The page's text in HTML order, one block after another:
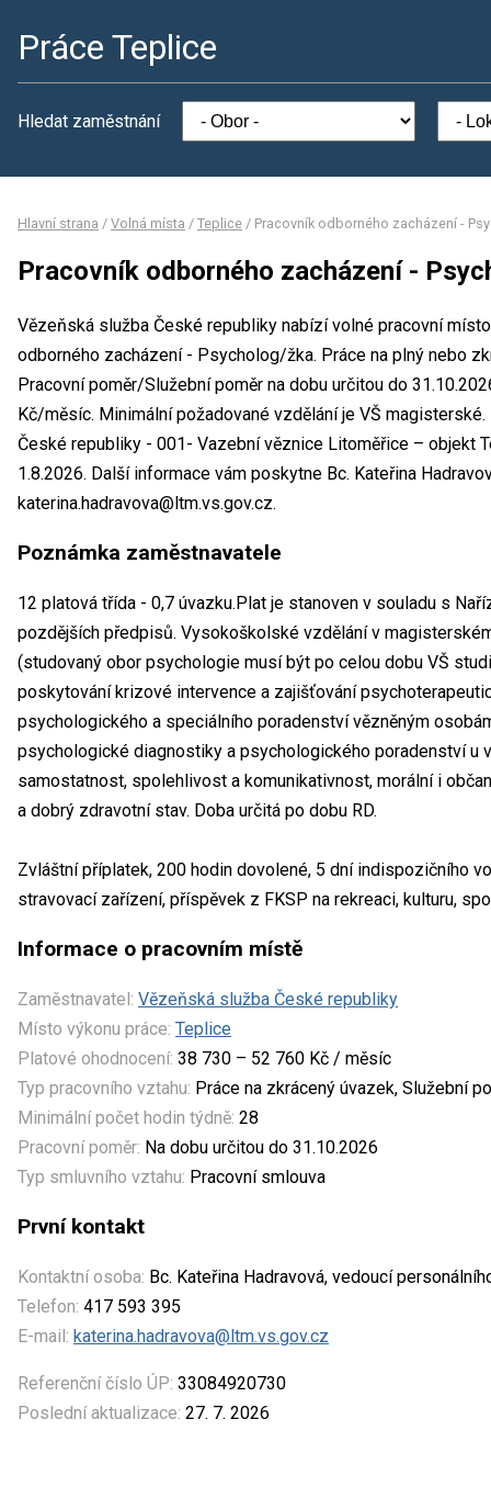
Práce Teplice
Hledat zaměstnání
Hlavní strana / Volná místa / Teplice / Pracovník odborného zacházení -
Pracovník odborného zacházení -
Vězeňská služba České republiky nabízí volné pracovní
odborného zacházení - Psycholog/žka. Práce na plný nebo
Pracovní poměr/Služební poměr na dobu určitou do
Kč/měsíc. Minimální požadované vzdělání je VŠ
České republiky - 001- Vazební věznice Litoměřice – objekt
1.8.2026. Další informace vám poskytne Bc. Kateřina
katerina.hadravova@ltm.vs.gov.cz.
Poznámka zaměstnavatele
12 platová třída - 0,7 úvazku.Plat je stanoven v souladu s
pozdějších předpisů. Vysokoškolské vzdělání v
(studovaný obor psychologie musí být po celou dobu VŠ
poskytování krizové intervence a zajišťování
psychologického a speciálního poradenství vězněným
psychologické diagnostiky a psychologického poradenství u
samostatnost, spolehlivost a komunikativnost, morální i
a dobrý zdravotní stav. Doba určitá po dobu RD.
Zvláštní příplatek, 200 hodin dovolené, 5 dní indispozičního
stravovací zařízení, příspěvek z FKSP na rekreaci, kulturu,
Informace o pracovním místě
Zaměstnavatel: Vězeňská služba České republiky
Místo výkonu práce: Teplice
Platové ohodnocení: 38 730 – 52 760 Kč / měsíc
Typ pracovního vztahu: Práce na zkrácený úvazek, Služební
Minimální počet hodin týdně: 28
Pracovní poměr: Na dobu určitou do 31.10.2026
Typ smluvního vztahu: Pracovní smlouva
První kontakt
Kontaktní osoba: Bc. Kateřina Hadravová, vedoucí
Telefon: 417 593 395
E-mail: katerina.hadravova@ltm.vs.gov.cz
Referenční číslo ÚP: 33084920730
Poslední aktualizace: 27. 7. 2026